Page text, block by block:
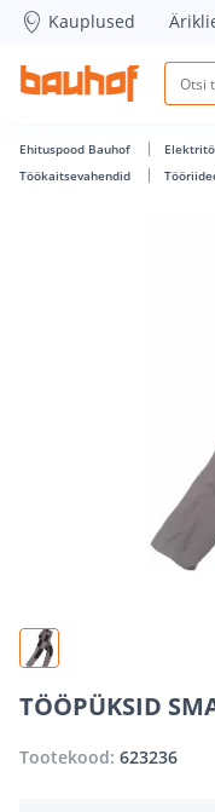
TÖÖPÜKSID SMART
Kauplused
Ehituspood Bauhof
Töökaitsevahendid
TÖÖPÜKSID
Tootekood: 623236